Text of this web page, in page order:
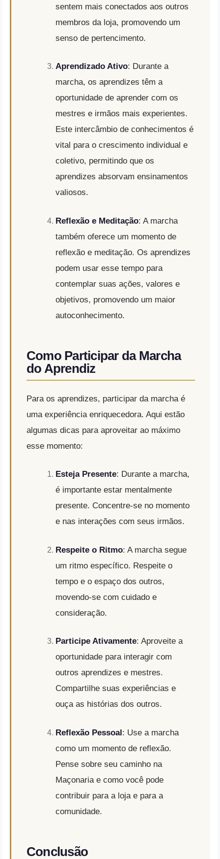
sentem mais conectados aos outros
membros da loja, promovendo um
senso de pertencimento.
Aprendizado Ativo: Durante a
marcha, os aprendizes têm a
oportunidade de aprender com os
mestres e irmãos mais experientes.
Este intercâmbio de conhecimentos é
vital para o crescimento individual e
coletivo, permitindo que os
aprendizes absorvam ensinamentos
valiosos.
Reflexão e Meditação: A marcha
também oferece um momento de
reflexão e meditação. Os aprendizes
podem usar esse tempo para
contemplar suas ações, valores e
objetivos, promovendo um maior
autoconhecimento.
Como Participar da Marcha
do Aprendiz
Para os aprendizes, participar da marcha é
uma experiência enriquecedora. Aqui estão
algumas dicas para aproveitar ao máximo
esse momento:
Esteja Presente: Durante a marcha,
é importante estar mentalmente
presente. Concentre-se no momento
e nas interações com seus irmãos.
Respeite o Ritmo: A marcha segue
um ritmo específico. Respeite o
tempo e o espaço dos outros,
movendo-se com cuidado e
consideração.
Participe Ativamente: Aproveite a
oportunidade para interagir com
outros aprendizes e mestres.
Compartilhe suas experiências e
ouça as histórias dos outros.
Reflexão Pessoal: Use a marcha
como um momento de reflexão.
Pense sobre seu caminho na
Maçonaria e como você pode
contribuir para a loja e para a
comunidade.
Conclusão